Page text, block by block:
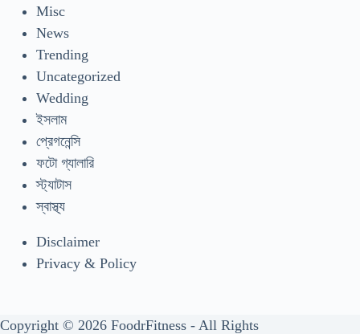
Misc
News
Trending
Uncategorized
Wedding
ইসলাম
প্রেগনেন্সি
ফটো গ্যালারি
স্ট্যাটাস
স্বাস্থ্য
Disclaimer
Privacy & Policy
Copyright © 2026 FoodrFitness - All Rights